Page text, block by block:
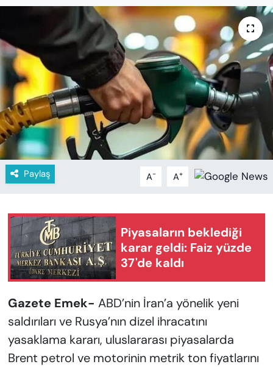
Paylaş A- A+
Piyasaların beklediği
karar geldi: Faiz yüzde
37'de kaldı
Gazete Emek- ABD’nin İran’a yönelik yeni
saldırıları ve Rusya’nın dizel ihracatını
yasaklama kararı, uluslararası piyasalarda
Brent petrol ve motorinin metrik ton fiyatlarını
EĞİTİM
KADIN
SAĞLIK
SPOR
KÜLTÜR-SANAT
MAGAZİN
YAZAR KÖŞESİ
SİYASET
Haber Arşivi